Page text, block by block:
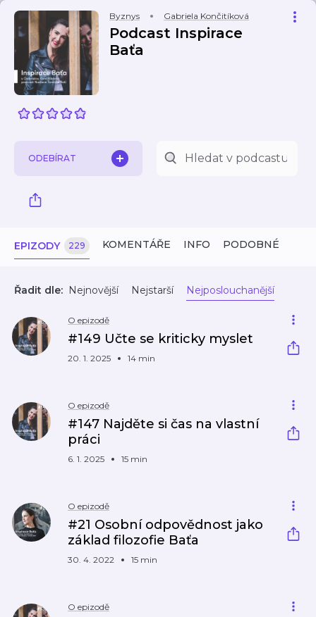
Byznys Gabriela Končitíková
Podcast Inspirace
Baťa
ODEBÍRAT
EPIZODY 229 KOMENTÁŘE INFO PODOBNÉ
Řadit dle: Nejnovější Nejstarší Nejposlouchanější
O epizodě
#149 Učte se kriticky myslet
20. 1. 2025 14 min
O epizodě
#147 Najděte si čas na vlastní
práci
6. 1. 2025 15 min
O epizodě
#21 Osobní odpovědnost jako
základ filozofie Baťa
30. 4. 2022 15 min
O epizodě